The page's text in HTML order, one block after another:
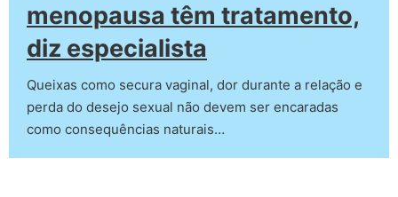
menopausa têm tratamento,
diz especialista
Queixas como secura vaginal, dor durante a relação e
perda do desejo sexual não devem ser encaradas
como consequências naturais…